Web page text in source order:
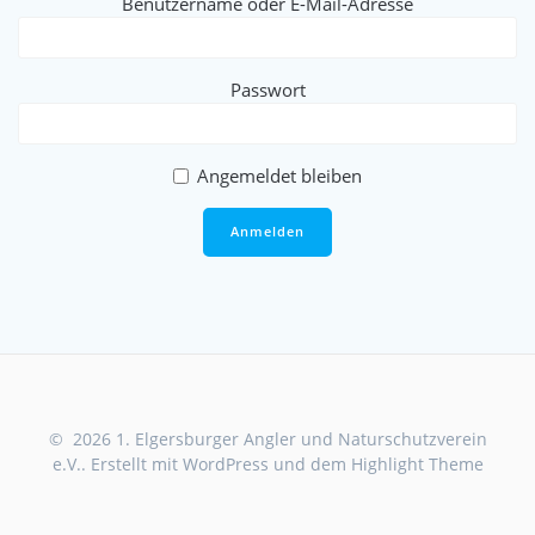
Passwort
Angemeldet bleiben
© 2026 1. Elgersburger Angler und Naturschutzverein
e.V.. Erstellt mit WordPress und dem Highlight Theme